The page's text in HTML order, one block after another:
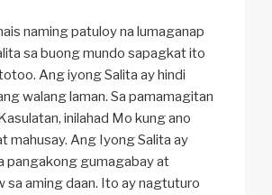
naming patuloy na lumaganap
sa buong mundo sapagkat ito
Ang iyong Salita ay hindi
walang laman. Sa pamamagitan
inilahad Mo kung ano
mahusay. Ang Iyong Salita ay
pangakong gumagabay at
sa aming daan. Ito ay nagtuturo